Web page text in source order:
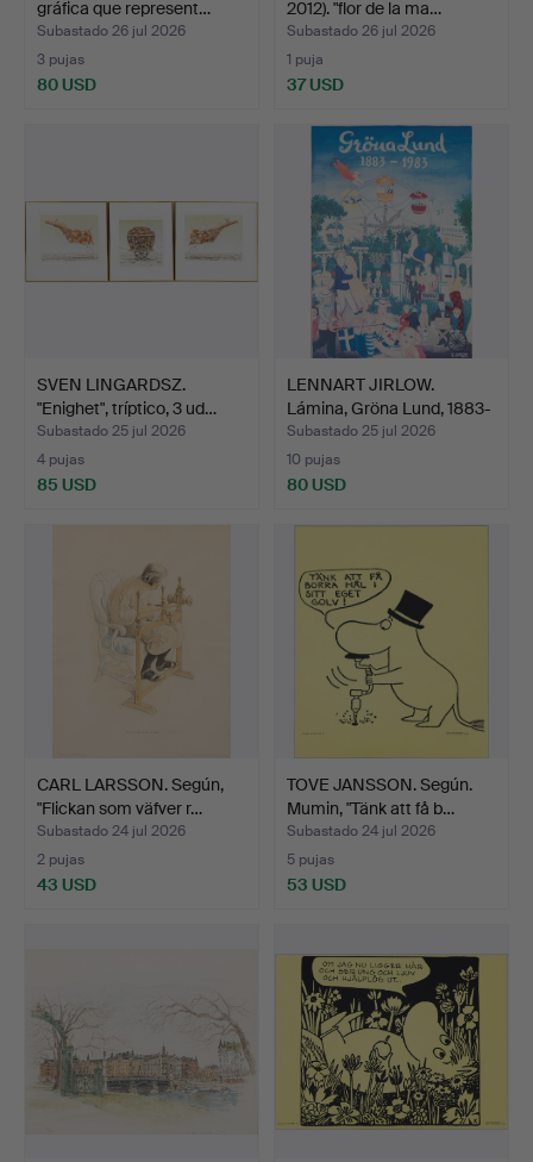
gráfica que represent…
Subastado 26 jul 2026
3 pujas
80 USD
2012). "flor de la ma…
Subastado 26 jul 2026
1 puja
37 USD
SVEN LINGARDSZ.
"Enighet", tríptico, 3 ud…
Subastado 25 jul 2026
4 pujas
85 USD
LENNART JIRLOW.
Lámina, Gröna Lund, 1883-
1…
Subastado 25 jul 2026
10 pujas
80 USD
CARL LARSSON. Según,
"Flickan som väfver r…
Subastado 24 jul 2026
2 pujas
43 USD
TOVE JANSSON. Según.
Mumin, "Tänk att få b…
Subastado 24 jul 2026
5 pujas
53 USD